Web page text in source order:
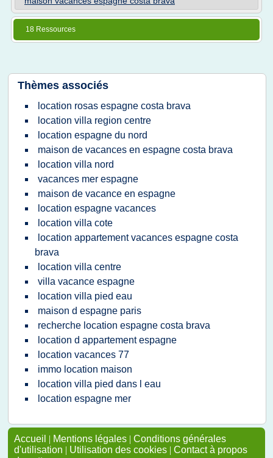
18 Ressources
Thèmes associés
location rosas espagne costa brava
location villa region centre
location espagne du nord
maison de vacances en espagne costa brava
location villa nord
vacances mer espagne
maison de vacance en espagne
location espagne vacances
location villa cote
location appartement vacances espagne costa
brava
location villa centre
villa vacance espagne
location villa pied eau
maison d espagne paris
recherche location espagne costa brava
location d appartement espagne
location vacances 77
immo location maison
location villa pied dans l eau
location espagne mer
Accueil | Mentions légales | Conditions générales
d'utilisation | Utilisation des cookies | Contact à propos